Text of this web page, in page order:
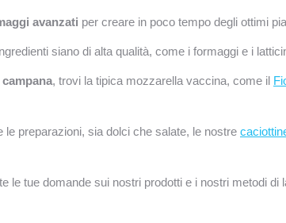
avanzati per creare in poco tempo degli ottimi
siano di alta qualità, come i formaggi e i
, trovi la tipica mozzarella vaccina, come il
le preparazioni, sia dolci che salate, le nostre
le tue domande sui nostri prodotti e i nostri metodi di